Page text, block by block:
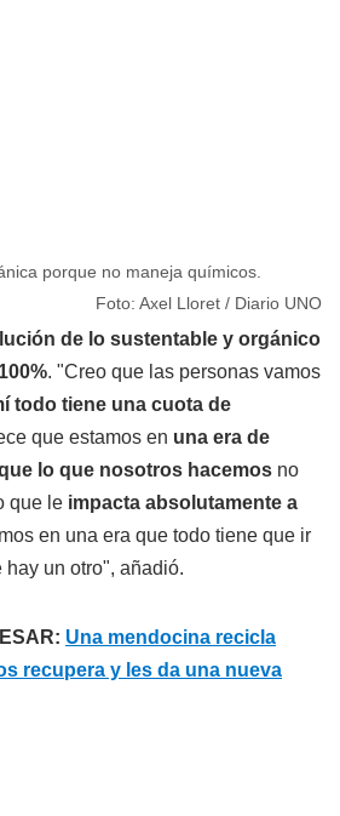
porque no maneja químicos.
Foto: Axel Lloret / Diario UNO
de lo sustentable y orgánico
. "Creo que las personas vamos
todo tiene una cuota de
que estamos en una era de
lo que nosotros hacemos no
que le impacta absolutamente a
en una era que todo tiene que ir
un otro", añadió.
Una mendocina recicla
recupera y les da una nueva